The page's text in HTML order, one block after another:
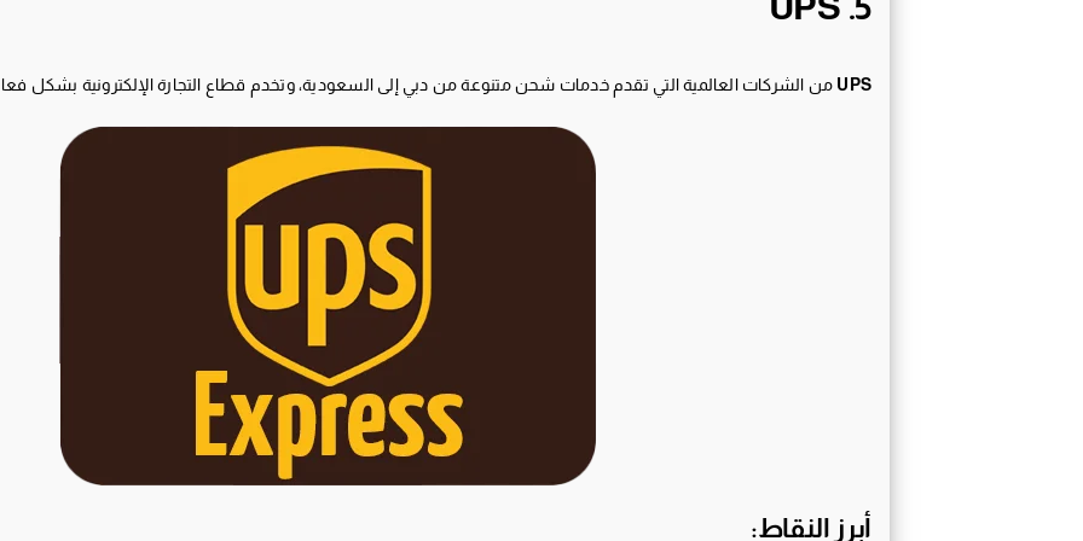
UPS من الشركات العالمية التي تقدم خدمات شحن متنوعة من دبي إلى السعودية، وتخدم قطاع التجارة الإلكترونية بشكل
أبرز النقاط: